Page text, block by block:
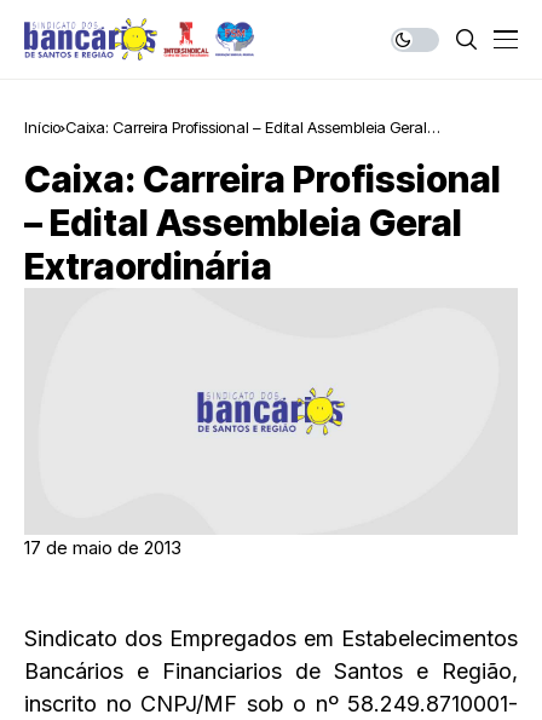
Início Caixa: Carreira Profissional – Edital Assembleia Geral
Caixa: Carreira Profissional
– Edital Assembleia Geral
Extraordinária
17 de maio de 2013
Sindicato dos Empregados em Estabelecimentos
Bancários e Financiarios de Santos e Região,
inscrito no CNPJ/MF sob o nº 58.249.8710001-